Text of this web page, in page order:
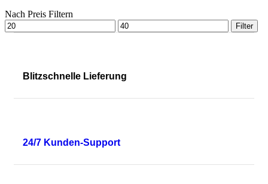
Nach Preis Filtern
Filter
Blitzschnelle Lieferung
24/7 Kunden-Support